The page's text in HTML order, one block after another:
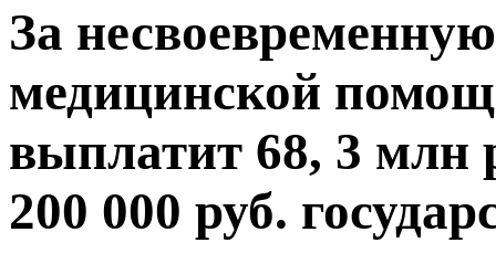
За
медицинской
выплатит 68, 3 млн
200 000 руб.